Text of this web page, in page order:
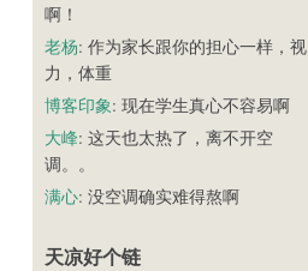
啊！
老杨: 作为家长跟你的担心一样，视
力，体重
博客印象: 现在学生真心不容易啊
大峰: 这天也太热了，离不开空
调。。
满心: 没空调确实难得熬啊
天凉好个链